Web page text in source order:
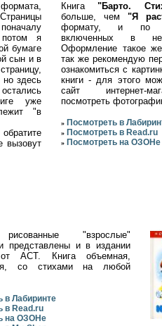
я
бумаге
сын и в
но здесь
уже
"в
вызовут
Книга"Барто.
больше, чем "Я
формату, и по
включенных в
Оформление такое
так же рекомендую
ознакомиться с
книги - для этого
сайт интернет-
посмотреть
» Посмотреть в
» Посмотреть в Read.ru
» Посмотреть на ОЗОНе
"взрослые"
представлены и в издании
АСТ. Книга объемная,
со стихами на любой
в Лабиринте
в Read.ru
на ОЗОНе